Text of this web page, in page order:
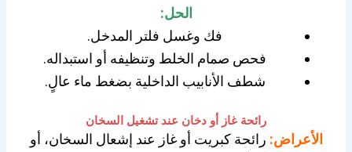
الحل:
فك وغسل فلتر المدخل.
فحص صمام الخلط وتنظيفه أو استبداله.
شطف الأنابيب الداخلية بضغط ماء عالٍ.
رائحة غاز أو دخان عند تشغيل السخان
الأعراض: رائحة كبريت أو غاز عند إشعال السخان، أو